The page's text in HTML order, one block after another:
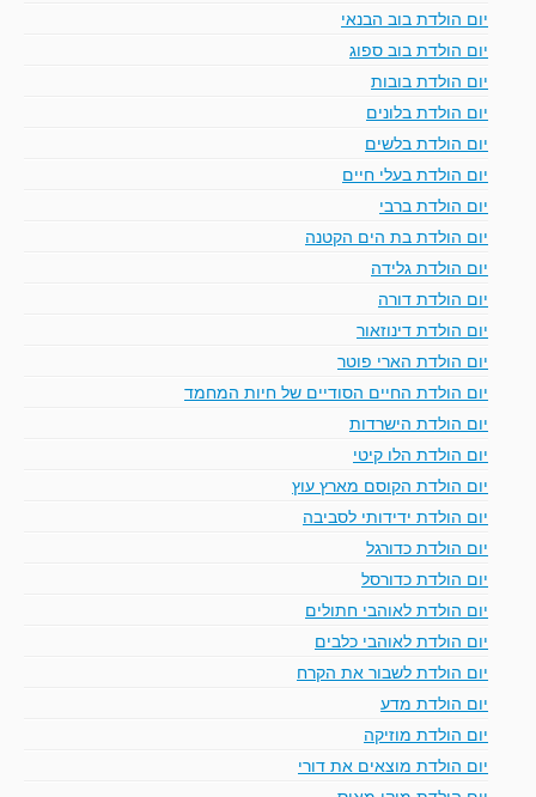
יום הולדת בוב הבנאי
יום הולדת בוב ספוג
יום הולדת בובות
יום הולדת בלונים
יום הולדת בלשים
יום הולדת בעלי חיים
יום הולדת ברבי
יום הולדת בת הים הקטנה
יום הולדת גלידה
יום הולדת דורה
יום הולדת דינוזאור
יום הולדת הארי פוטר
יום הולדת החיים הסודיים של חיות המחמד
יום הולדת הישרדות
יום הולדת הלו קיטי
יום הולדת הקוסם מארץ עוץ
יום הולדת ידידותי לסביבה
יום הולדת כדורגל
יום הולדת כדורסל
יום הולדת לאוהבי חתולים
יום הולדת לאוהבי כלבים
יום הולדת לשבור את הקרח
יום הולדת מדע
יום הולדת מוזיקה
יום הולדת מוצאים את דורי